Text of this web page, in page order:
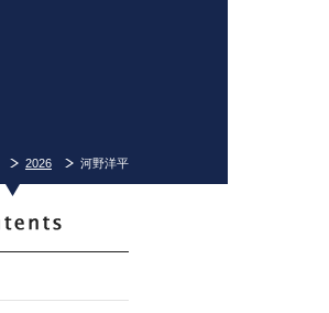
2026 河野洋平